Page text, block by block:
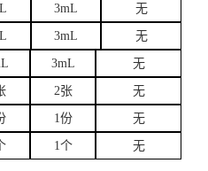
3mL 无
3mL 无
3mL 无
2张 无
1份 无
1个 无